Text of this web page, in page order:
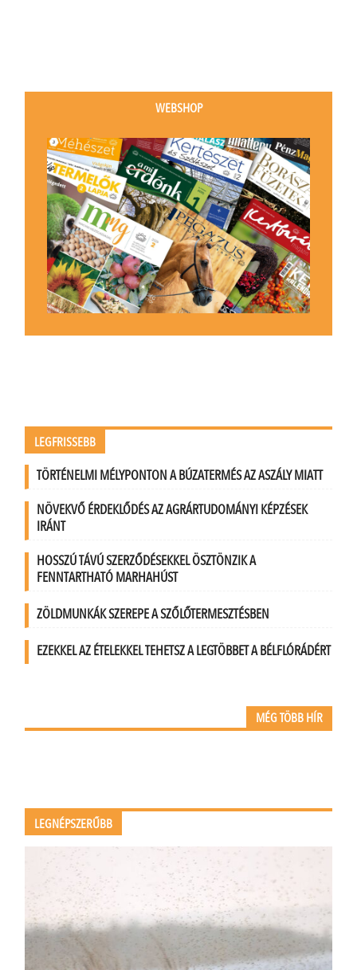
WEBSHOP
LEGFRISSEBB
TÖRTÉNELMI MÉLYPONTON A BÚZATERMÉS AZ ASZÁLY MIATT
NÖVEKVŐ ÉRDEKLŐDÉS AZ AGRÁRTUDOMÁNYI KÉPZÉSEK
IRÁNT
HOSSZÚ TÁVÚ SZERZŐDÉSEKKEL ÖSZTÖNZIK A
FENNTARTHATÓ MARHAHÚST
ZÖLDMUNKÁK SZEREPE A SZŐLŐTERMESZTÉSBEN
EZEKKEL AZ ÉTELEKKEL TEHETSZ A LEGTÖBBET A BÉLFLÓRÁDÉRT
MÉG TÖBB HÍR
LEGNÉPSZERŰBB